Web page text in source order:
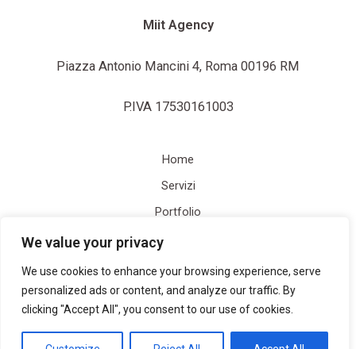
We value your privacy
We use cookies to enhance your browsing experience, serve
personalized ads or content, and analyze our traffic. By
clicking "Accept All", you consent to our use of cookies.
Miit Agency
Piazza Antonio Mancini 4, Roma 00196 RM
P.IVA 17530161003
Home
Servizi
Portfolio
Contatti
Blog